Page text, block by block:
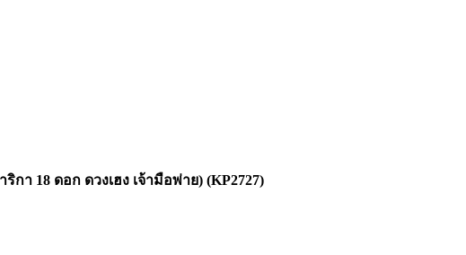
า 18 ดอก ดวงเฮง เจ้ามือพ่าย) (KP2727)